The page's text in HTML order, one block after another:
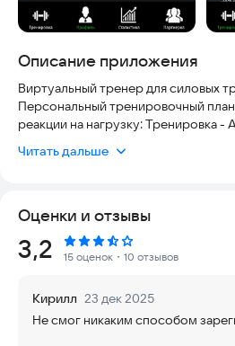
Описание приложения
Виртуальный тренер для силовых
Персональный тренировочный
реакции на нагрузку: Тренировка -
Инновационные тренировки под
- профессиональный алгоритм
- индивидуальная адаптация
- обратная связь через контроль
- равномерное развитие всех
- периодизация нагрузки;
- статистика занятий.
Читать дальше
Оценки и отзывы
Рейтинг:
3,2 15 оценок ・10 отзывов
Кирилл 23 дек 2025
Не смог никаким способом